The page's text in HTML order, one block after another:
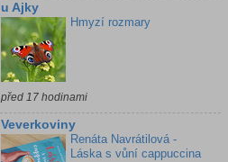
u Ajky
Hmyzí rozmary
před 17 hodinami
Veverkoviny
Renáta Navrátilová -
Láska s vůní cappuccina